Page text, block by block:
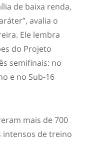
de baixa renda,
avalia o
Ele lembra
do Projeto
semifinais: no
e no Sub-16
mais de 700
de treino